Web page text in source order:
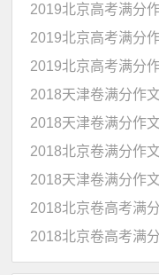
2019北京高考满分
2019北京高考满分
2019北京高考满分
2018北京卷高考满